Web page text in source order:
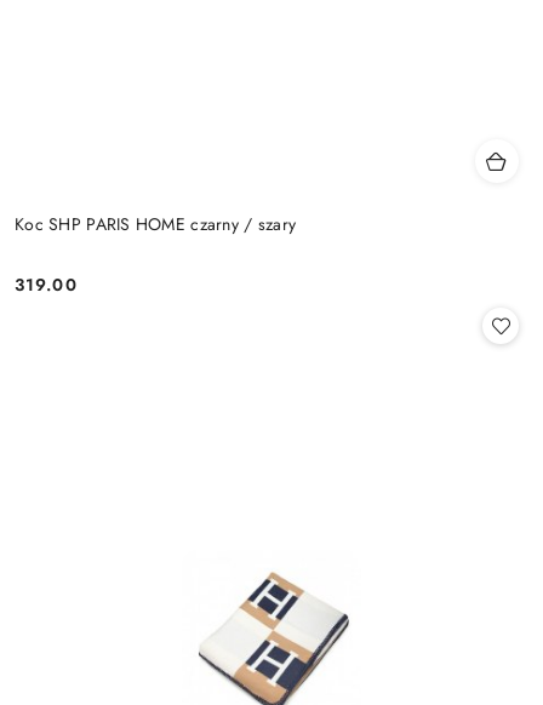
Koc SHP PARIS HOME czarny / szary
Cena:
319.00